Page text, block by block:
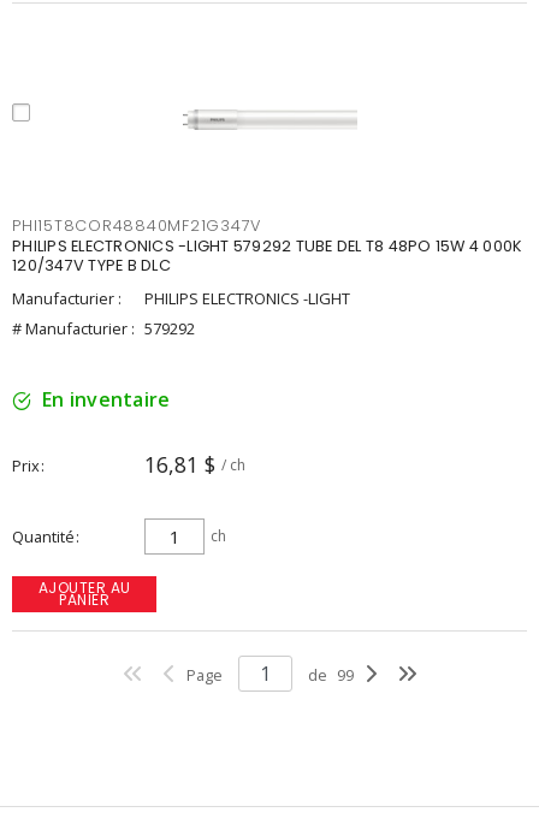
PHI15T8COR48840MF21G347V
PHILIPS ELECTRONICS -LIGHT 579292 TUBE DEL T8 48PO 15W 4 000K
120/347V TYPE B DLC
Manufacturier :
PHILIPS ELECTRONICS -LIGHT
# Manufacturier : 579292
En inventaire
Prix 16,81 $ / ch
Quantité ch
AJOUTER AU
PANIER
Page de 99